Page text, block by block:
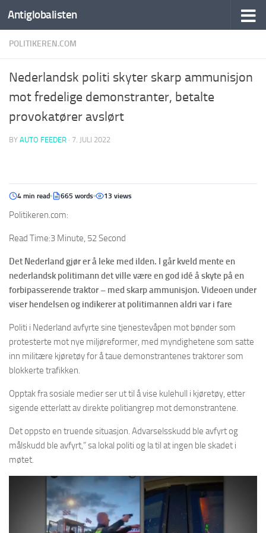
Antiglobalisten
POLITIKEREN.COM
Nederlandsk politi skyter skarp ammunisjon
mot fredelige demonstranter, betalte
provokatører avslørt
BY AUTO FEEDER · 7. JULI 2022
4 min read 665 words 13 views
Politikeren.com:
Read Time:3 Minute, 52 Second
Det Nederland gjør er å leke med ilden. I går kveld mente en
nederlandsk politimann det ville være en god idé å skyte på en
forbipasserende traktor – med skarp ammunisjon. Videoen under
viser hendelsen og indikerer at politimannen aldri var i fare
Politi i Nederland avfyrte sine tjenestevåpen mot bønder som
protesterte mot nye miljøreformer, med myndighetene som satte
inn militære kjøretøy for å taue demonstrantenes traktorer som
blokkerte trafikken.
Opptak fra sosiale medier ser ut til å vise kulehull i kjøretøy, etter
sigende etterlatt av direkte politiangrep mot demonstrantene.
Det oppsto en truende situasjon. Advarselsskudd ble avfyrt og
målskudd ble avfyrt,” sa lokal politi og la til at ingen ble skadet i
møtet.